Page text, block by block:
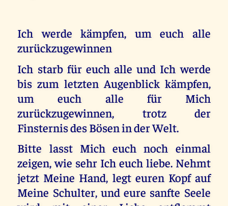
Ich werde kämpfen, um euch alle
zurückzugewinnen
Ich starb für euch alle und Ich werde
bis zum letzten Augenblick kämpfen,
um euch alle für Mich
zurückzugewinnen, trotz der
Finsternis des Bösen in der Welt.
Bitte lasst Mich euch noch einmal
zeigen, wie sehr Ich euch liebe. Nehmt
jetzt Meine Hand, legt euren Kopf auf
Meine Schulter, und eure sanfte Seele